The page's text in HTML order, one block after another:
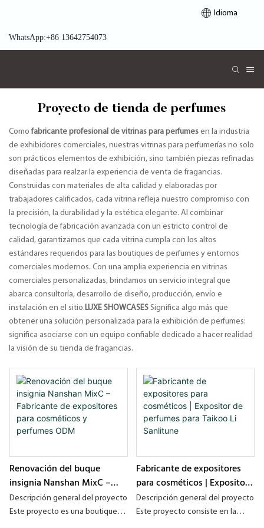
Idioma
WhatsApp:+86 13642754073
Proyecto de tienda de perfumes
Como fabricante profesional de vitrinas para perfumes en la industria
de exhibidores comerciales, nuestras vitrinas para perfumerías no solo
son prácticos elementos de exhibición, sino también piezas refinadas
diseñadas para realzar la experiencia de venta de fragancias.
Construidas con materiales de alta calidad y elaboradas por
trabajadores calificados, cada vitrina refleja nuestro compromiso con
la precisión, la durabilidad y la estética elegante. Al combinar
tecnología de fabricación avanzada con un estricto control de
calidad, garantizamos que cada vitrina cumpla con los altos
estándares requeridos para las boutiques de perfumes y entornos
comerciales modernos. Con una amplia experiencia en vitrinas
comerciales personalizadas, brindamos un servicio integral que
abarca consultoría, desarrollo de diseño, producción, envío e
instalación en el sitio. LUXE SHOWCASES Significa algo más que
obtener una solución personalizada para la exhibición de perfumes:
significa asociarse con un equipo confiable dedicado a hacer realidad
la visión de su tienda de fragancias.
Renovación del buque
insignia Nanshan MixC –
Fabricante de expositores
para cosméticos y perfumes
Descripción general del proyecto
Este proyecto es una boutique
Fabricante de expositores
para cosméticos | Expositor
de perfumes para Taikoo Li
Sanlitune
Descripción general del proyecto
Este proyecto consiste en la